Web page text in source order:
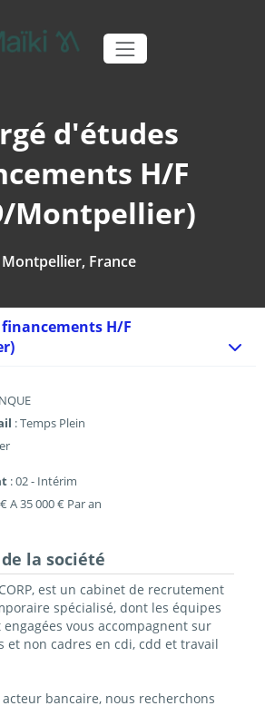
d'études
H/F
Montpellier)
Montpellier, France
H/F
: Temps Plein
: 02 - Intérim
A 35 000 € Par an
la société
est un cabinet de recrutement
spécialisé, dont les équipes
vous accompagnent sur
et non cadres en cdi, cdd et travail
bancaire, nous recherchons